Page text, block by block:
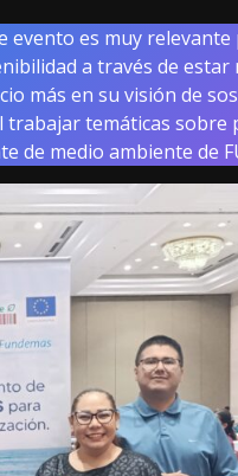
es muy
a través de
más en su visión de
trabajar temáticas
de medio ambiente de